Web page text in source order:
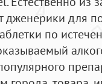
дженерики для
по